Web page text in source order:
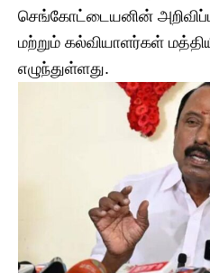
செங்கோட்டையனின்
மற்றும் கல்வியாளர்கள்
எழுந்துள்ளது.